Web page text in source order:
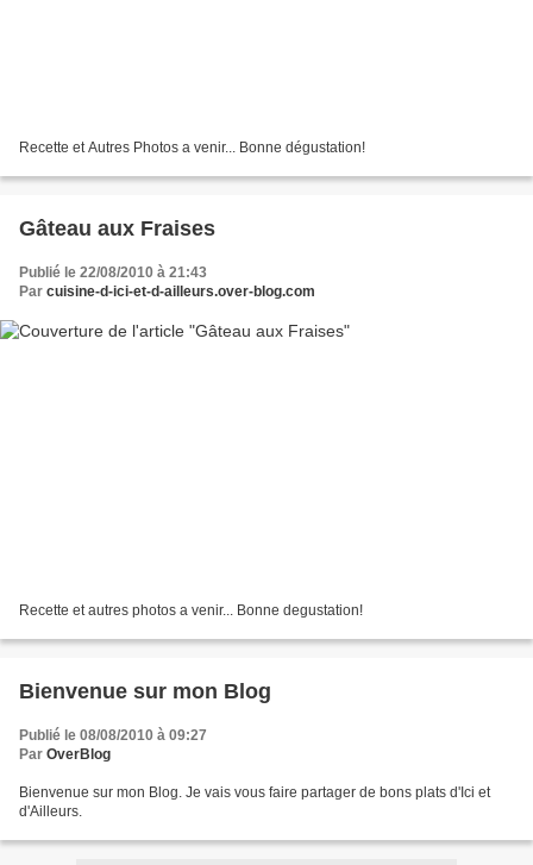
Recette et Autres Photos a venir... Bonne dégustation!
Gâteau aux Fraises
Publié le 22/08/2010 à 21:43
Par cuisine-d-ici-et-d-ailleurs.over-blog.com
Recette et autres photos a venir... Bonne degustation!
Bienvenue sur mon Blog
Publié le 08/08/2010 à 09:27
Par OverBlog
Bienvenue sur mon Blog. Je vais vous faire partager de bons plats d'Ici et
d'Ailleurs.